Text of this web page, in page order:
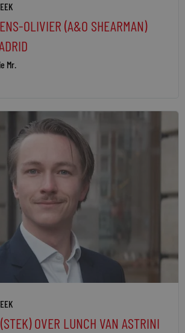
OLIVIER (A&O SHEARMAN)
Mr.
OVER LUNCH VAN ASTRINI